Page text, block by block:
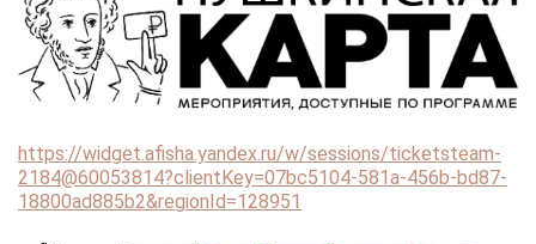
https://widget.afisha.yandex.ru/w/sessions/ticketsteam-
2184@60053814?clientKey=07bc5104-581a-456b-bd87-
18800ad885b2&regionId=128951